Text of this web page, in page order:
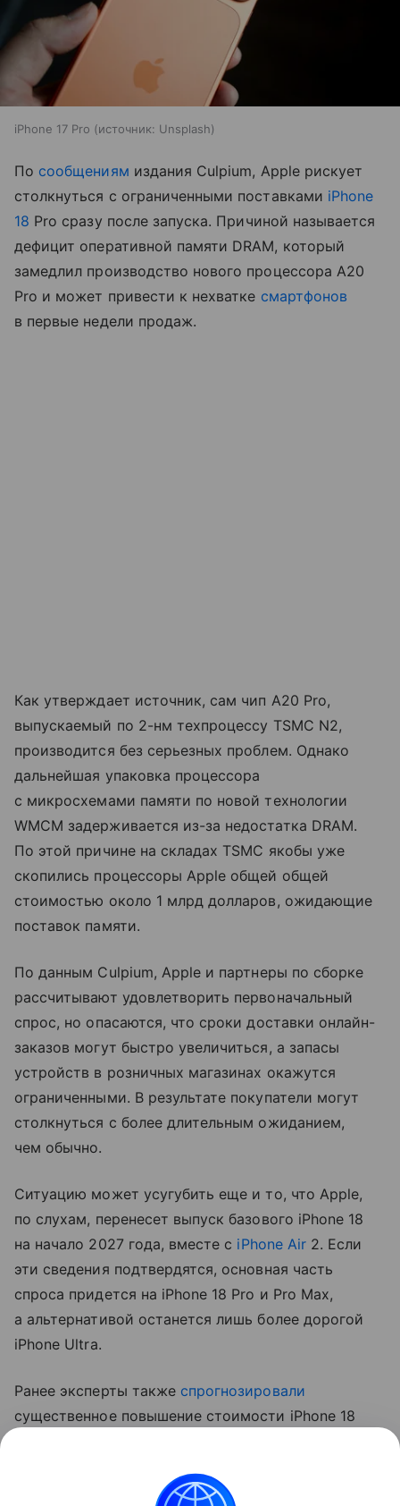
iPhone 17 Pro источник: Unsplash
По сообщениям издания Culpium, Apple рискует
столкнуться с ограниченными поставками iPhone
18 Pro сразу после запуска. Причиной называется
дефицит оперативной памяти DRAM, который
замедлил производство нового процессора A20
Pro и может привести к нехватке смартфонов
в первые недели продаж.
Как утверждает источник, сам чип A20 Pro,
выпускаемый по 2-нм техпроцессу TSMC N2,
производится без серьезных проблем. Однако
дальнейшая упаковка процессора
с микросхемами памяти по новой технологии
WMCM задерживается из-за недостатка DRAM.
По этой причине на складах TSMC якобы уже
скопились процессоры Apple общей общей
стоимостью около 1 млрд долларов, ожидающие
поставок памяти.
По данным Culpium, Apple и партнеры по сборке
рассчитывают удовлетворить первоначальный
спрос, но опасаются, что сроки доставки онлайн-
заказов могут быстро увеличиться, а запасы
устройств в розничных магазинах окажутся
ограниченными. В результате покупатели могут
столкнуться с более длительным ожиданием,
чем обычно.
Ситуацию может усугубить еще и то, что Apple,
по слухам, перенесет выпуск базового iPhone 18
на начало 2027 года, вместе с iPhone Air2. Если
эти сведения подтвердятся, основная часть
спроса придется на iPhone 18 Pro и Pro Max,
а альтернативой останется лишь более дорогой
iPhone Ultra.
Ранее эксперты также спрогнозировали
существенное повышение стоимости iPhone 18